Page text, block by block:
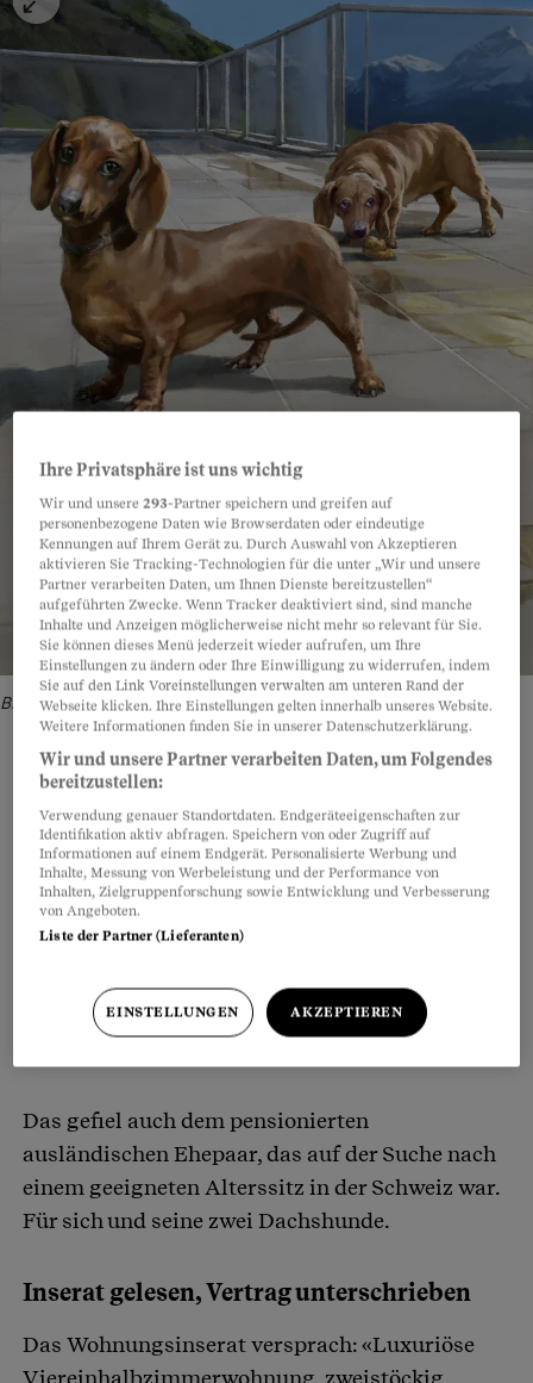
Bild: bunterhund Illustration
Teilen Anhören Merken Kommentare
Artikel teilen
Wie aus einem Hochglanzprospekt von Schweiz
Tourismus: ein weites Hochtal, grüne Wiesen
Bergkulisse. Alpenidylle pur. Und das alles vor
der eigenen Fensterfront in einer prächtigen
Das gefiel auch dem pensionierten
ausländischen Ehepaar, das auf der Suche nach
einem geeigneten Alterssitz in der Schweiz war.
Für sich und seine zwei Dachshunde.
Inserat gelesen, Vertrag unterschrieben
Das Wohnungsinserat versprach: «Luxuriöse
Ihre Privatsphäre ist uns wichtig
Wir und unsere293-Partner speichern und greifen auf
personenbezogene Daten wie Browserdaten oder eindeutige
Kennungen auf Ihrem Gerät zu. Durch Auswahl von Akzeptieren
aktivieren Sie Tracking-Technologien für die unter „Wir und unsere
Partner verarbeiten Daten, um Ihnen Dienste bereitzustellen“
aufgeführten Zwecke. Wenn Tracker deaktiviert sind, sind manche
Inhalte und Anzeigen möglicherweise nicht mehr so relevant für Sie.
Sie können dieses Menü jederzeit wieder aufrufen, um Ihre
Einstellungen zu ändern oder Ihre Einwilligung zu widerrufen, indem
Sie auf den Link Voreinstellungen verwalten am unteren Rand der
Webseite klicken. Ihre Einstellungen gelten innerhalb unseres Website.
Weitere Informationen finden Sie in unserer Datenschutzerklärung.
Wir und unsere Partner verarbeiten Daten, um Folgendes
bereitzustellen:
Verwendung genauer Standortdaten. Endgeräteeigenschaften zur
Identifikation aktiv abfragen. Speichern von oder Zugriff auf
Informationen auf einem Endgerät. Personalisierte Werbung und
Inhalte, Messung von Werbeleistung und der Performance von
Inhalten, Zielgruppenforschung sowie Entwicklung und Verbesserung
von Angeboten.
Liste der Partner (Lieferanten)
EINSTELLUNGEN AKZEPTIEREN